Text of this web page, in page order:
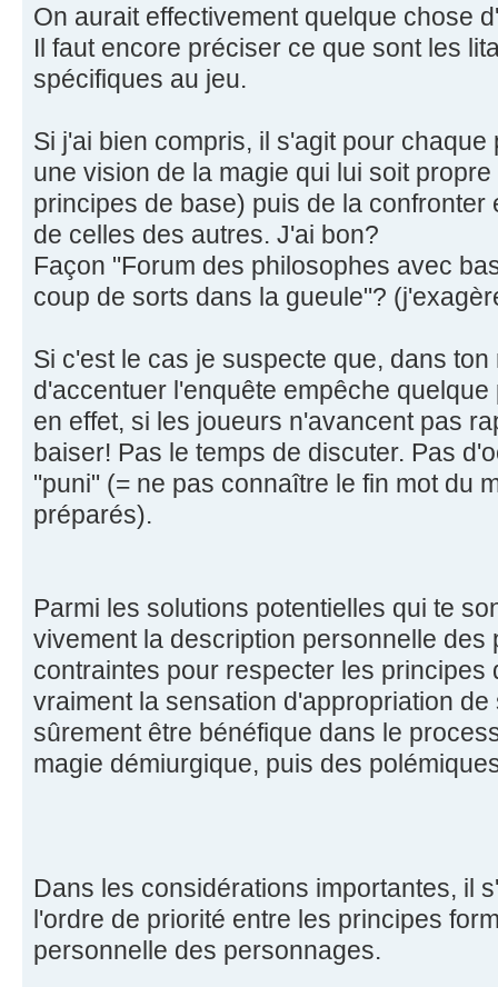
On aurait effectivement quelque chose
Il faut encore préciser ce que sont les
spécifiques au jeu.
Si j'ai bien compris, il s'agit pour
une vision de la magie qui lui soit
principes de base) puis de la
de celles des autres. J'ai bon?
Façon "Forum des philosophes avec
coup de sorts dans la gueule"?
Si c'est le cas je suspecte que, dans
d'accentuer l'enquête empêche
en effet, si les joueurs n'avancent pas
baiser! Pas le temps de discuter. Pas
"puni" (= ne pas connaître le fin mot du
préparés).
Parmi les solutions potentielles qui te
vivement la description personnelle des
contraintes pour respecter les principes
vraiment la sensation d'appropriation
sûrement être bénéfique dans le
magie démiurgique, puis des
Dans les considérations importantes, il
l'ordre de priorité entre les principes
personnelle des personnages.